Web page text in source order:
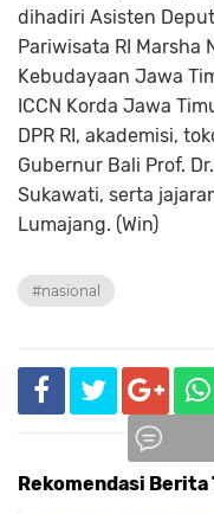
dihadiri Asisten
Pariwisata RI Marsha
Kebudayaan Jawa
ICCN Korda Jawa
DPR RI, akademisi,
Gubernur Bali Prof.
Sukawati, serta
Lumajang. (Win)
#nasional
Rekomendasi Berita